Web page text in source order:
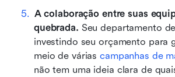
A colaboração entre suas
quebrada. Seu departamento
investindo seu orçamento para
meio de várias campanhas de
não tem uma ideia clara de